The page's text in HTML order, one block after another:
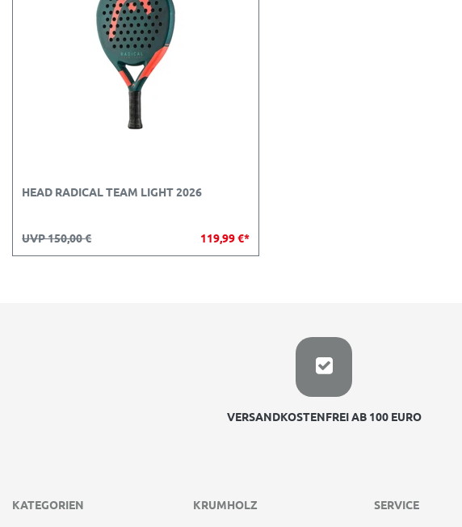
HEAD RADICAL TEAM LIGHT 2026
UVP 150,00 € 119,99 €*
VERSANDKOSTENFREI AB 100 EURO
KATEGORIEN KRUMHOLZ SERVICE